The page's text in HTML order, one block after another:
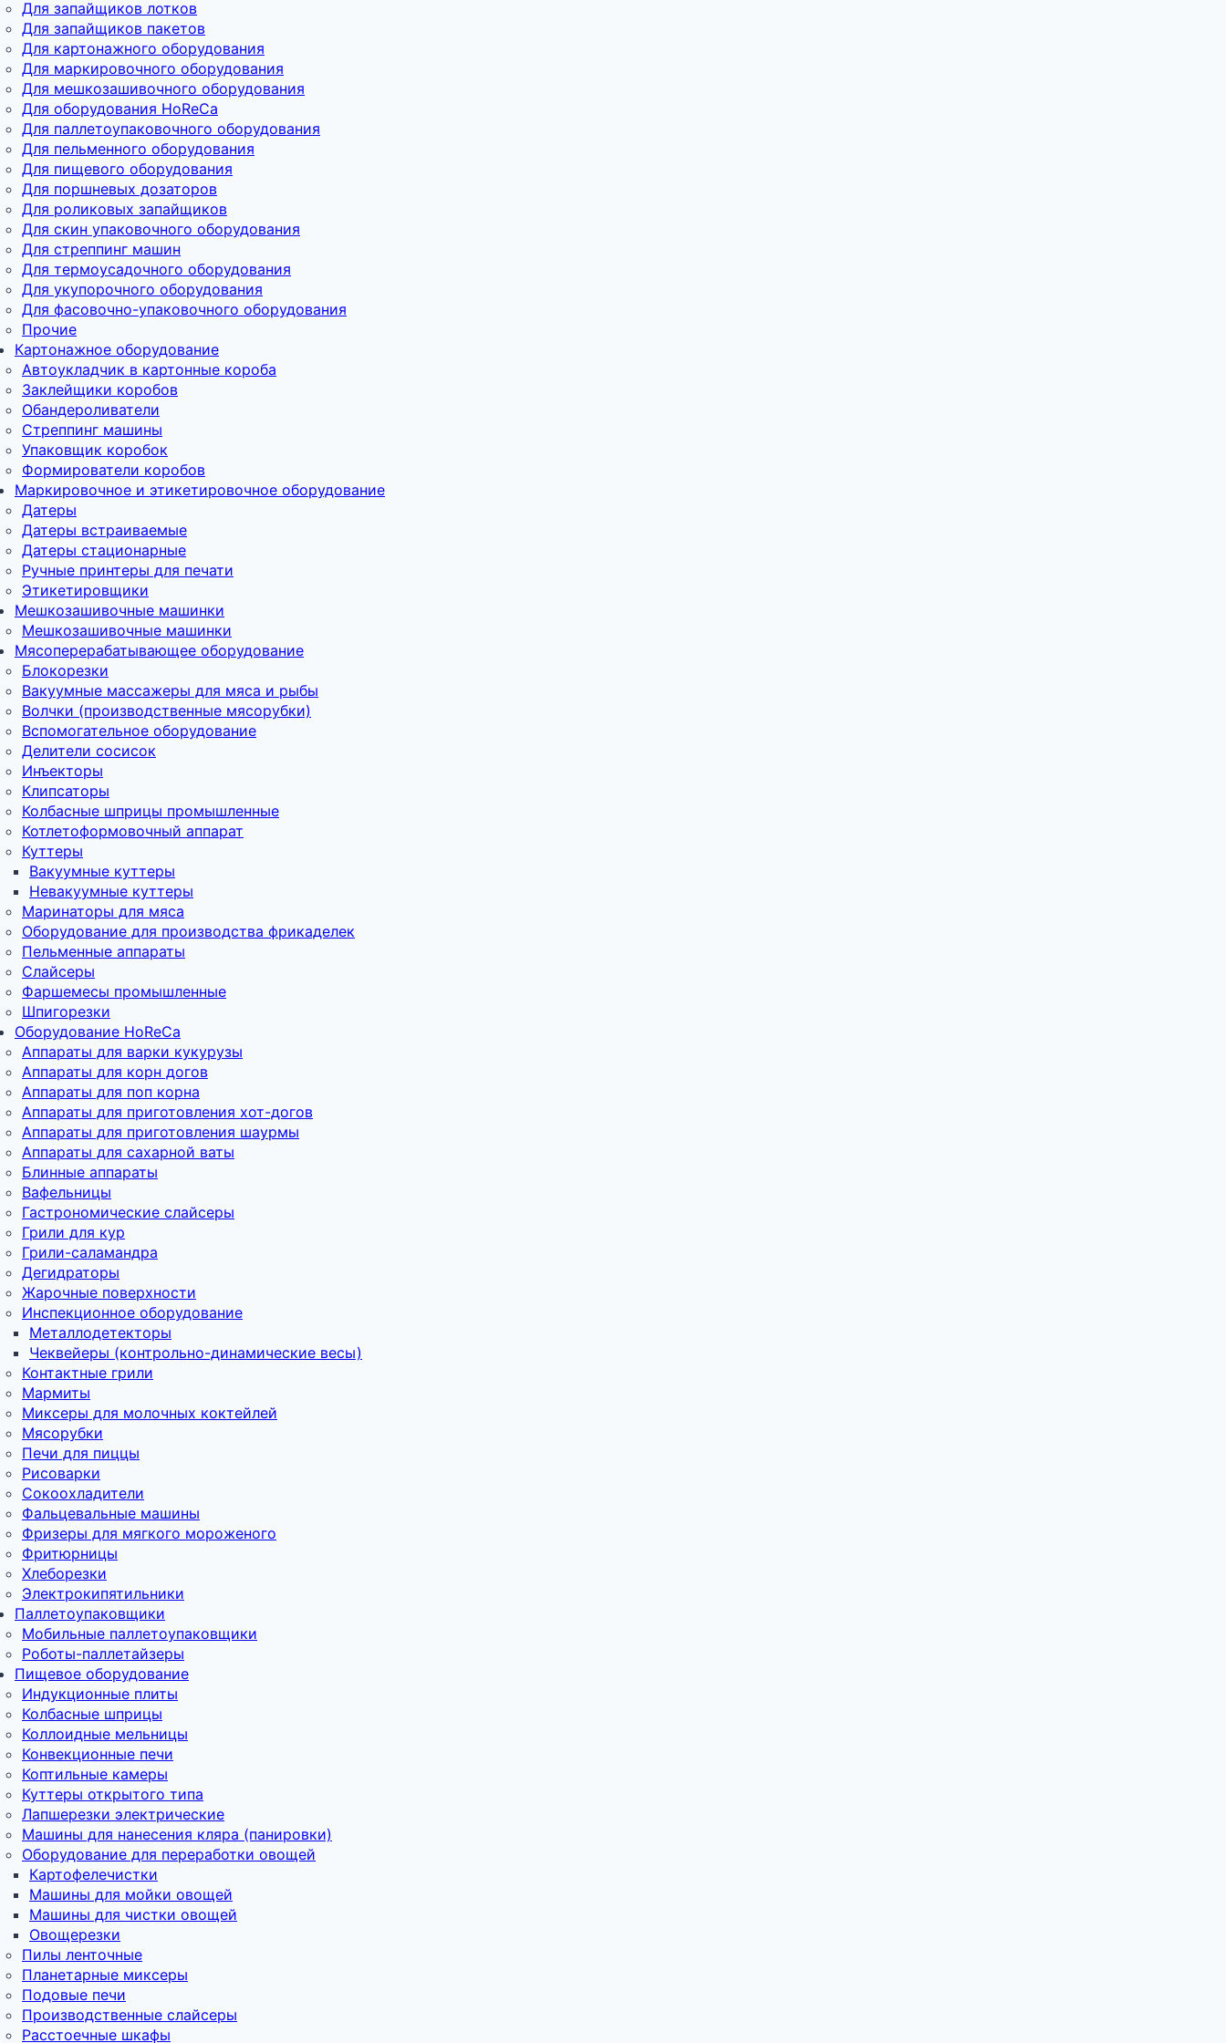
Для запайщиков лотков
Для запайщиков пакетов
Для картонажного оборудования
Для маркировочного оборудования
Для мешкозашивочного оборудования
Для оборудования HoReCa
Для паллетоупаковочного оборудования
Для пельменного оборудования
Для пищевого оборудования
Для поршневых дозаторов
Для роликовых запайщиков
Для скин упаковочного оборудования
Для стреппинг машин
Для термоусадочного оборудования
Для укупорочного оборудования
Для фасовочно-упаковочного оборудования
Прочие
Картонажное оборудование
Автоукладчик в картонные короба
Заклейщики коробов
Обандероливатели
Стреппинг машины
Упаковщик коробок
Формирователи коробов
Маркировочное и этикетировочное оборудование
Датеры
Датеры встраиваемые
Датеры стационарные
Ручные принтеры для печати
Этикетировщики
Мешкозашивочные машинки
Мешкозашивочные машинки
Мясоперерабатывающее оборудование
Блокорезки
Вакуумные массажеры для мяса и рыбы
Волчки (производственные мясорубки)
Вспомогательное оборудование
Делители сосисок
Инъекторы
Клипсаторы
Колбасные шприцы промышленные
Котлетоформовочный аппарат
Куттеры
Вакуумные куттеры
Невакуумные куттеры
Маринаторы для мяса
Оборудование для производства фрикаделек
Пельменные аппараты
Слайсеры
Фаршемесы промышленные
Шпигорезки
Оборудование HoReCa
Аппараты для варки кукурузы
Аппараты для корн догов
Аппараты для поп корна
Аппараты для приготовления хот-догов
Аппараты для приготовления шаурмы
Аппараты для сахарной ваты
Блинные аппараты
Вафельницы
Гастрономические слайсеры
Грили для кур
Грили-саламандра
Дегидраторы
Жарочные поверхности
Инспекционное оборудование
Металлодетекторы
Чеквейеры (контрольно-динамические весы)
Контактные грили
Мармиты
Миксеры для молочных коктейлей
Мясорубки
Печи для пиццы
Рисоварки
Сокоохладители
Фальцевальные машины
Фризеры для мягкого мороженого
Фритюрницы
Хлеборезки
Электрокипятильники
Паллетоупаковщики
Мобильные паллетоупаковщики
Роботы-паллетайзеры
Пищевое оборудование
Индукционные плиты
Колбасные шприцы
Коллоидные мельницы
Конвекционные печи
Коптильные камеры
Куттеры открытого типа
Лапшерезки электрические
Машины для нанесения кляра (панировки)
Оборудование для переработки овощей
Картофелечистки
Машины для мойки овощей
Машины для чистки овощей
Овощерезки
Пилы ленточные
Планетарные миксеры
Подовые печи
Производственные слайсеры
Расстоечные шкафы